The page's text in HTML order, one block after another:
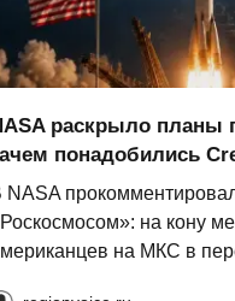
раскрыло планы
понадобились
NASA
на кону
на МКС в